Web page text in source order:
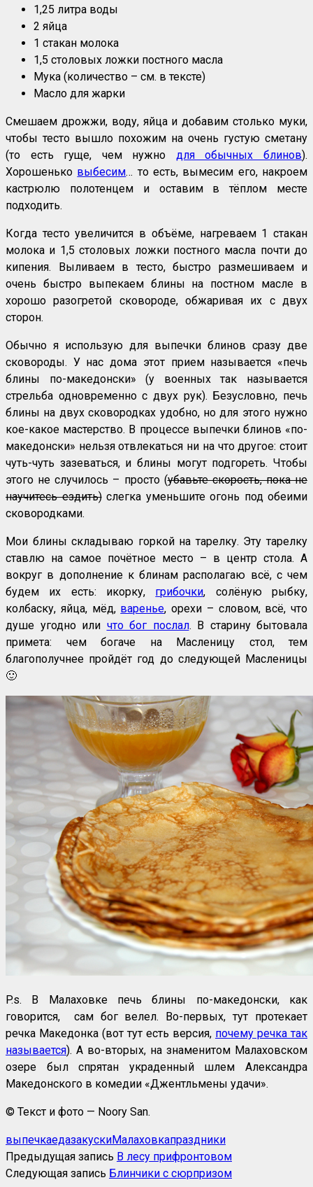
1,25 литра воды
2 яйца
1 стакан молока
1,5 столовых ложки постного масла
Мука (количество – см. в тексте)
Масло для жарки
Смешаем дрожжи, воду, яйца и добавим столько муки,
чтобы тесто вышло похожим на очень густую сметану
(то есть гуще, чем нужно для обычных блинов).
Хорошенько выбесим… то есть, вымесим его, накроем
кастрюлю полотенцем и оставим в тёплом месте
подходить.
Когда тесто увеличится в объёме, нагреваем 1 стакан
молока и 1,5 столовых ложки постного масла почти до
кипения. Выливаем в тесто, быстро размешиваем и
очень быстро выпекаем блины на постном масле в
хорошо разогретой сковороде, обжаривая их с двух
сторон.
Обычно я использую для выпечки блинов сразу две
сковороды. У нас дома этот прием называется «печь
блины по-македонски» (у военных так называется
стрельба одновременно с двух рук). Безусловно, печь
блины на двух сковородках удобно, но для этого нужно
кое-какое мастерство. В процессе выпечки блинов «по-
македонски» нельзя отвлекаться ни на что другое: стоит
чуть-чуть зазеваться, и блины могут подгореть. Чтобы
этого не случилось – просто (убавьте скорость, пока не
научитесь ездить)слегка уменьшите огонь под обеими
сковородками.
Мои блины складываю горкой на тарелку. Эту тарелку
ставлю на самое почётное место – в центр стола. А
вокруг в дополнение к блинам располагаю всё, с чем
будем их есть: икорку, грибочки, солёную рыбку,
колбаску, яйца, мёд, варенье, орехи – словом, всё, что
душе угодно или что бог послал. В старину бытовала
примета: чем богаче на Масленицу стол, тем
благополучнее пройдёт год до следующей Масленицы
🙂
P.s. В Малаховке печь блины по-македонски, как
говорится, сам бог велел. Во-первых, тут протекает
речка Македонка (вот тут есть версия, почему речка так
называется). А во-вторых, на знаменитом Малаховском
озере был спрятан украденный шлем Александра
Македонского в комедии «Джентльмены удачи».
© Текст и фото — Noory San.
выпечкаедазакускиМалаховкапраздники
Предыдущая запись В лесу прифронтовом
Следующая запись Блинчики с сюрпризом